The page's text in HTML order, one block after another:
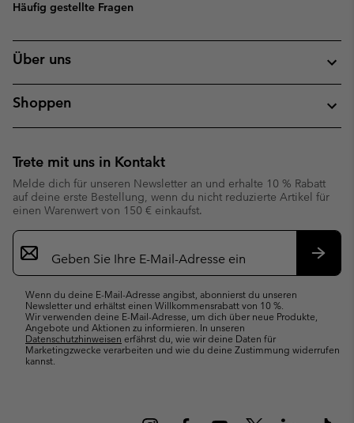
Häufig gestellte Fragen
Über uns
Shoppen
Trete mit uns in Kontakt
Melde dich für unseren Newsletter an und erhalte 10 % Rabatt
auf deine erste Bestellung, wenn du nicht reduzierte Artikel für
einen Warenwert von 150 € einkaufst.
Newsletter-
Anmeldung
Wenn du deine E-Mail-Adresse angibst, abonnierst du unseren
Newsletter und erhältst einen Willkommensrabatt von 10 %.
Wir verwenden deine E-Mail-Adresse, um dich über neue Produkte,
Angebote und Aktionen zu informieren. In unseren
Datenschutzhinweisen erfährst du, wie wir deine Daten für
Marketingzwecke verarbeiten und wie du deine Zustimmung widerrufen
kannst.